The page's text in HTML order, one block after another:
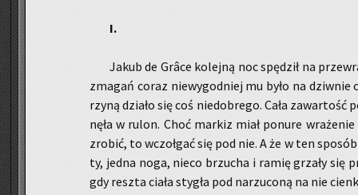
I.
Jakub de Grâce ko­lej­ną noc spę­dził na
zma­gań coraz nie­wy­god­niej mu było na
rzy­ną dzia­ło się coś nie­do­bre­go. Cała
nę­ła w rulon. Choć mar­kiz miał po­nu­re
zro­bić, to wczoł­gać się pod nie. A że w ten
ty, jedna noga, nieco brzu­cha i ramię grza­ły się
gdy resz­ta ciała sty­gła pod na­rzu­co­ną na nie